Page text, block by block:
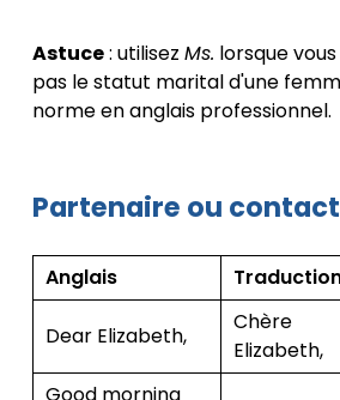
Astuce: utilisez Ms. lorsque
pas le statut marital d'une
norme en anglais professionnel.
Partenaire ou
Anglais
Dear Elizabeth,
Chère
Elizabeth,